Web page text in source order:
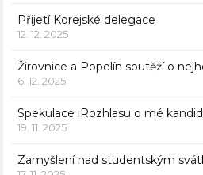
Přijetí Korejské delegace
12. 12. 2025
Žirovnice a Popelín soutěží o
6. 12. 2025
Spekulace iRozhlasu o mé
19. 11. 2025
Zamyšlení nad studentským